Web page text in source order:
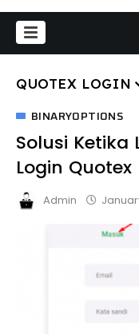
QUOTEX LOGIN
BINARYOPTIONS
Solusi Ketika
Login Quotex
Admin